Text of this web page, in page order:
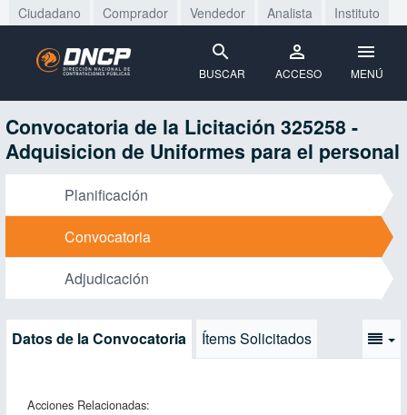
Ciudadano Comprador Vendedor Analista Instituto
BUSCAR ACCESO MENÚ
Convocatoria de la Licitación 325258 -
Adquisicion de Uniformes para el personal
Planificación
Convocatoria
Adjudicación
Datos de la Convocatoria Ítems Solicitados
Acciones Relacionadas: